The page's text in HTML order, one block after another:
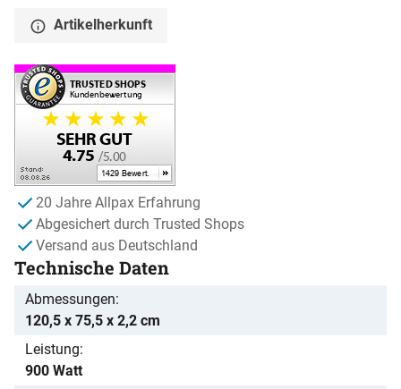
Artikelherkunft
20 Jahre Allpax Erfahrung
Abgesichert durch Trusted Shops
Versand aus Deutschland
Technische Daten
Abmessungen
120,5 x 75,5 x 2,2 cm
Leistung
900 Watt